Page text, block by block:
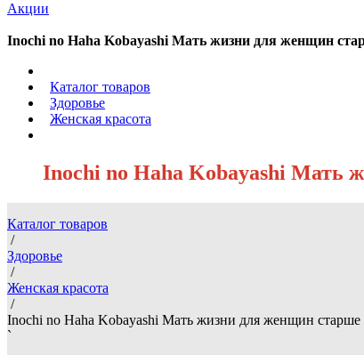
Акции
Inochi no Haha Kobayashi Мать жизни для женщин
Каталог товаров
Здоровье
Женская красота
Inochi no Haha Kobayashi Мать
Каталог товаров
/
Здоровье
/
Женская красота
/
Inochi no Haha Kobayashi Мать жизни для женщин старше
`